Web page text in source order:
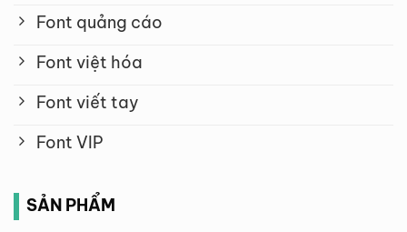
Font quảng cáo
Font việt hóa
Font viết tay
Font VIP
SẢN PHẨM